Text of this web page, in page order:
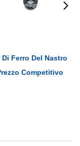
Ferro Del Nastro
Competitivo